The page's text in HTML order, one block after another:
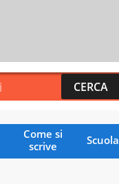
Come si
scrive
Scuola